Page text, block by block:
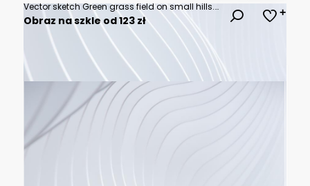
Vector sketch Green grass field on small hills. Meadow, alkali, lye, grassland, pommel, lea, pasturage, farm. Rural scenery landscape panorama of countryside pastures. illustration
Obraz na szkle od 123 zł